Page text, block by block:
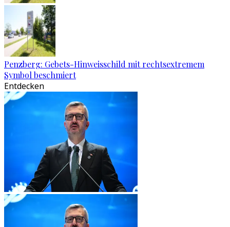
Penzberg: Gebets-Hinweisschild mit rechtsextremem
Symbol beschmiert
Entdecken